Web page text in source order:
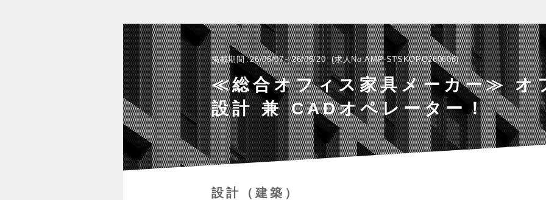
掲載期間 26/06/07～26/06/20 求人No.AMP-STSKOPO260606
≪総合オフィス家具メーカー≫ オ
設計 兼 CADオペレーター！
設計（建築）